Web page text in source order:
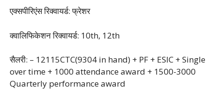
एक्सपीरिएंस रिक्वायर्ड: फ्रेशर
क्वालिफिकेशन रिक्वायर्ड: 10th, 12th
सैलरी: – 12115CTC(9304 in hand) + PF + ESIC + Single
over time + 1000 attendance award + 1500-3000
Quarterly performance award